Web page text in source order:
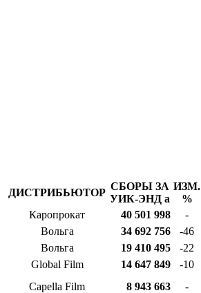
ДИСТРИБЬЮТОР
СБОРЫ ЗА
УИК-ЭНД a
ИЗМ.
%
Каропрокат 40 501 998 -
Вольга 34 692 756 -46
Вольга 19 410 495 -22
Global Film 14 647 849 -10
Capella Film 8 943 663 -